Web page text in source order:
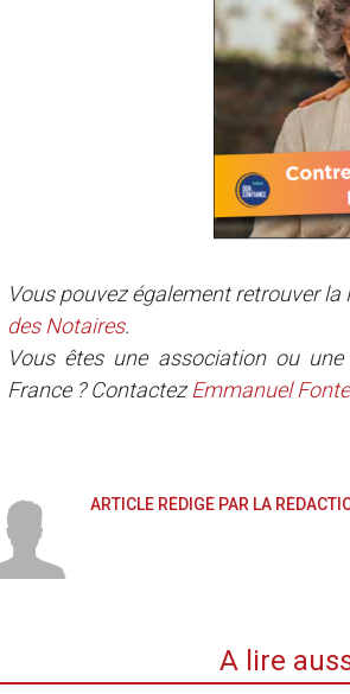
Vous pouvez également retrouver
des Notaires.
Vous êtes une association ou
France ? ContactezEmmanuel
ARTICLE RÉDIGÉ PAR LA
A lire